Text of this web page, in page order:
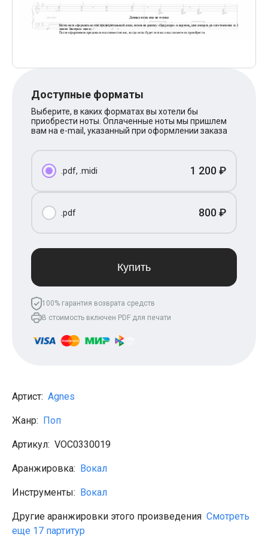
XOLIDAYBOY
Ваня Дмитриенко
Ласковый Май
HammAli & Navai
Billie Eilish
Michael Jackson
Modern Talking
BEARWOLF
Юрий Шатунов
Леонид Агутин
МакSим
Клава Кока
Владимир Пресняков
Мари Краймбрери
Лариса Долина
Саундтреки
Виктор Цой (Кино)
Сектор газа
Алёна Швец
Земфира
Наутилус Помпилиус
Владимир Высоцкий
Гражданская оборона
KSB
Доступные форматы
Выберите, в каких форматах вы хотели бы
приобрести ноты. Оплаченные ноты мы пришлем
вам на e-mail, указанный при оформлении заказа
.pdf, .midi 1 200 ₽
.pdf 800 ₽
Купить
100% гарантия возврата средств
В стоимость включен PDF для печати
Артист: Agnes
Жанр: Поп
Артикул: VOC0330019
Аранжировка: Вокал
Инструменты: Вокал
Другие аранжировки этого произведения Смотреть
еще 17 партитур